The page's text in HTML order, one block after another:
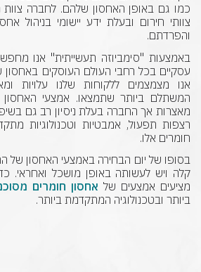
כמו גם באופן האחסון שלהם. לחברה
צוותי חירום ובעלת ידע יישומי בניהול
והפרדתם.
באמצעות "סימביוזה תעשייתית" אנו
עסקיים בכל רחבי העולם העוסקים באחסון
אנו מצמצמים ללקוחות שלנו עלויות
המשתלם ביותר שתמצאו. אמצעי
מאצרות אך החברה בעלת ניסיון רב גם
רצפות תפעול, אמבטיות וטכנולוגיות
חומרים אלו.
בסופו של יום הבחירה באמצעי האחסון של
קלה ויש לעשותה באופן מושכל ואחראי.
מציעים אמצעים של אחסון חומרים
ביותר ובטכנולוגיה המתקדמת ביותר.